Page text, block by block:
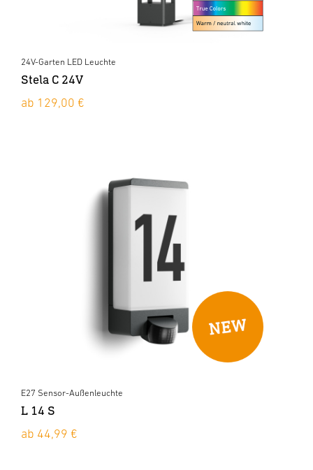
24V-Garten LED Leuchte
Stela C 24V
ab 129,00 €
E27 Sensor-Außenleuchte
L 14 S
ab 44,99 €